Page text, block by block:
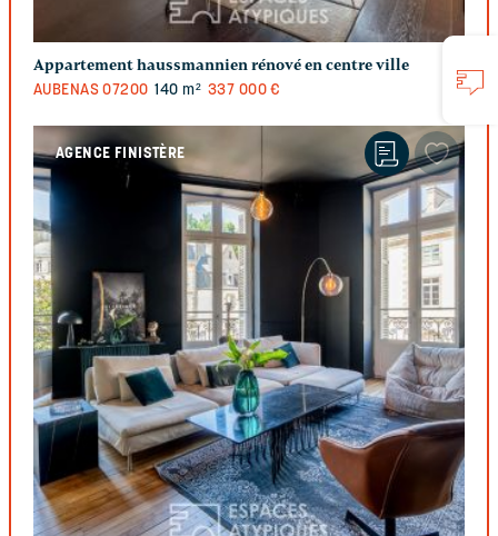
Appartement haussmannien rénové en centre ville
AUBENAS 07200 140 m² 337 000 €
AGENCE FINISTÈRE